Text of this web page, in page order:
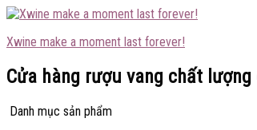
Xwine make a moment last forever!
Cửa hàng rượu vang chất
Danh mục sản phẩm